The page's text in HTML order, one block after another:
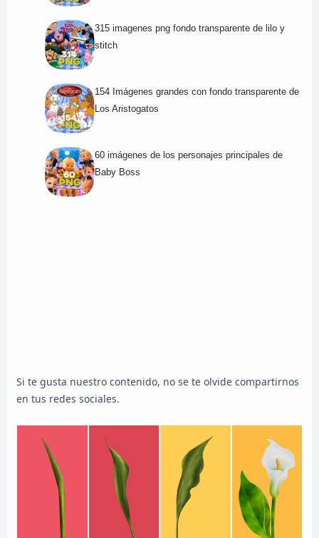
315 imagenes png fondo transparente de lilo y
stitch
154 Imágenes grandes con fondo transparente de
Los Aristogatos
60 imágenes de los personajes principales de
Baby Boss
Si te gusta nuestro contenido, no se te olvide compartirnos
en tus redes sociales.